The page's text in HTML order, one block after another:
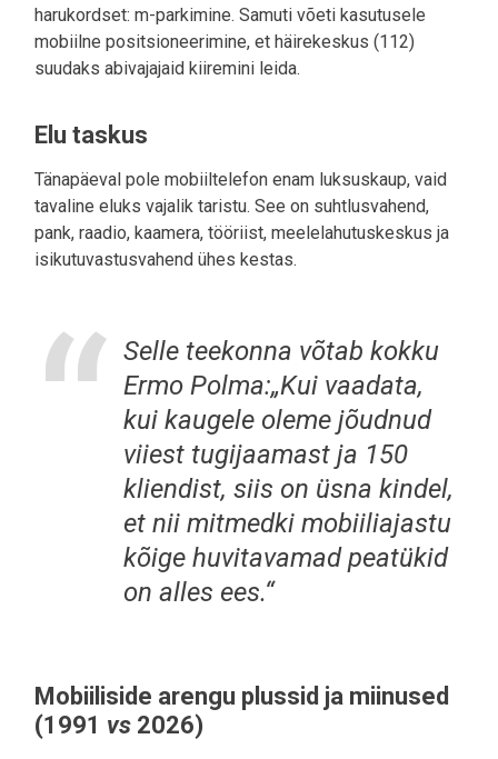
harukordset: m-parkimine. Samuti võeti kasutusele
mobiilne positsioneerimine, et häirekeskus (112)
suudaks abivajajaid kiiremini leida.
Elu taskus
Tänapäeval pole mobiiltelefon enam luksuskaup, vaid
tavaline eluks vajalik taristu. See on suhtlusvahend,
pank, raadio, kaamera, tööriist, meelelahutuskeskus ja
isikutuvastusvahend ühes kestas.
Selle teekonna võtab kokku
Ermo Polma:„Kui vaadata,
kui kaugele oleme jõudnud
viiest tugijaamast ja 150
kliendist, siis on üsna kindel,
et nii mitmedki mobiiliajastu
kõige huvitavamad peatükid
on alles ees.“
Mobiiliside arengu plussid ja miinused
(1991 vs 2026)